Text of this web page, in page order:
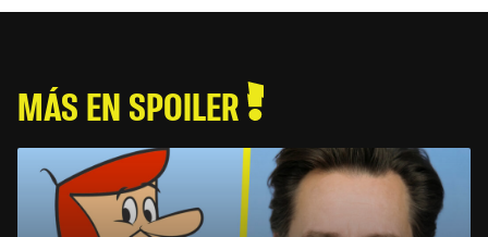
MÁS EN SPOILER